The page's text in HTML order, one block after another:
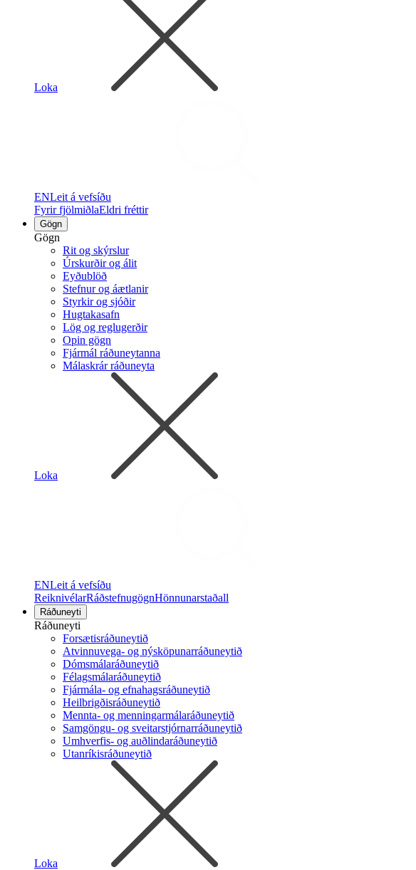
Loka
ENLeit á vefsíðu
Fyrir fjölmiðlaEldri fréttir
Gögn
Gögn
Rit og skýrslur
Úrskurðir og álit
Eyðublöð
Stefnur og áætlanir
Styrkir og sjóðir
Hugtakasafn
Lög og reglugerðir
Opin gögn
Fjármál ráðuneytanna
Málaskrár ráðuneyta
Loka
ENLeit á vefsíðu
ReiknivélarRáðstefnugögnHönnunarstaðall
Ráðuneyti
Ráðuneyti
Forsætisráðuneytið
Atvinnuvega- og nýsköpunarráðuneytið
Dómsmálaráðuneytið
Félagsmálaráðuneytið
Fjármála- og efnahagsráðuneytið
Heilbrigðisráðuneytið
Mennta- og menningarmálaráðuneytið
Samgöngu- og sveitarstjórnarráðuneytið
Umhverfis- og auðlindaráðuneytið
Utanríkisráðuneytið
Loka